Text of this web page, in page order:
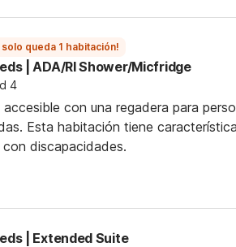
solo queda 1 habitación!
| ADA/RI Shower/Micfridge
4
con una regadera para
Esta habitación tiene
con discapacidades.
| Extended Suite